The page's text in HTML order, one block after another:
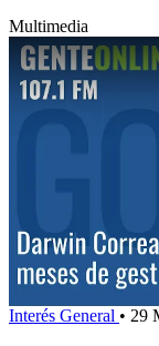
Multimedia
Interés General • 29